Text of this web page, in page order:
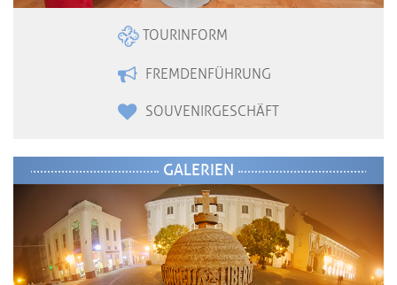
TOURINFORM
FREMDENFÜHRUNG
SOUVENIRGESCHÄFT
GALERIEN